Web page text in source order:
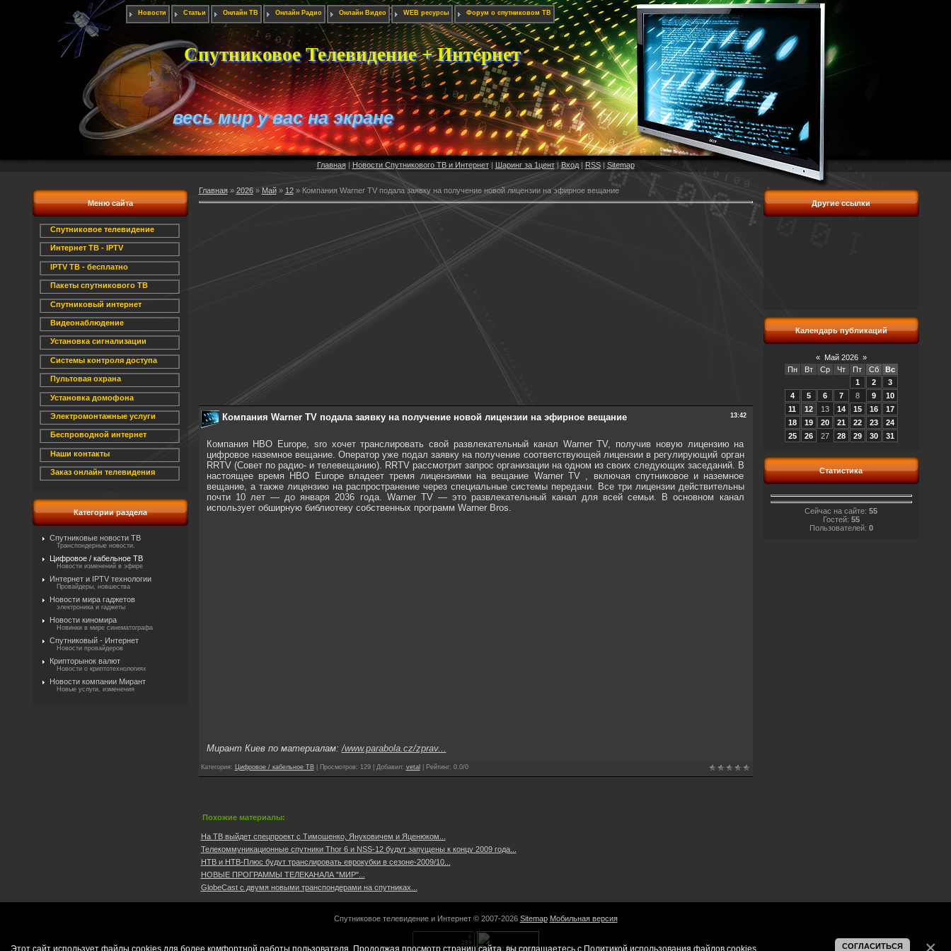
Новости Статьи Онлайн ТВ Онлайн Радио Онлайн Видео WEB ресурсы Форум о спутниковом ТВ
Спутниковое Телевидение + Интернет
весь мир у вас на экране
Главная| Новости Спутникового ТВ и Интернет| Шаринг за 1цент|Вход| RSS| Sitemap
Меню сайта
Спутниковое телевидение
Интернет ТВ - IPTV
IPTV ТВ - бесплатно
Пакеты спутникового ТВ
Спутниковый интернет
Видеонаблюдение
Установка сигнализации
Системы контроля доступа
Пультовая охрана
Установка домофона
Электромонтажные услуги
Беспроводной интернет
Наши контакты
Заказ онлайн телевидения
Категории раздела
Спутниковые новости ТВ
Транспондерные новости.
Цифровое / кабельное ТВ
Новости изменений в эфире
Интернет и IPTV технологии
Провайдеры, новшества
Новости мира гаджетов
электроника и гаджеты
Новости киномира
Новинки в мире синематографа
Спутниковый - Интернет
Новости провайдеров
Крипторынок валют
Новости о криптотехнологиях
Новости компании Мирант
Новые услуги, изменения
Главная» 2026 » Май » 12» Компания Warner TV подала заявку на получение новой лицензии на эфирное вещание
13:42
Компания Warner TV подала заявку на получение новой лицензии на эфирное вещание
Компания HBO Europe, sro хочет транслировать свой развлекательный канал Warner TV, получив новую лицензию на
цифровое наземное вещание. Оператор уже подал заявку на получение соответствующей лицензии в регулирующий орган
RRTV (Совет по радио- и телевещанию). RRTV рассмотрит запрос организации на одном из своих следующих заседаний. В
настоящее время HBO Europe владеет тремя лицензиями на вещание Warner TV , включая спутниковое и наземное
вещание, а также лицензию на распространение через специальные системы передачи. Все три лицензии действительны
почти 10 лет — до января 2036 года. Warner TV — это развлекательный канал для всей семьи. В основном канал
использует обширную библиотеку собственных программ Warner Bros.
Мирант Киев по материалам: /www.parabola.cz/zprav...
Категория: Цифровое / кабельное ТВ| Просмотров: 129| Добавил: vetal Рейтинг: 0.0/0
Похожие материалы:
На ТВ выйдет спецпроект с Тимошенко, Януковичем и Яценюком...
Телекоммуникационные спутники Thor 6 и NSS-12 будут запущены к концу 2009 года...
НТВ и НТВ-Плюс будут транслировать еврокубки в сезоне-2009/10...
НОВЫЕ ПРОГРАММЫ ТЕЛЕКАНАЛА "МИР"...
GlobeCast с двумя новыми транспондерами на спутниках...
Другие ссылки
Календарь публикаций
« Май 2026 »
Пн
Вт Ср Чт Пт Сб
Вс
1
2
3
4
5 6 7 8 9
10
11
12 13 14 15 16
17
18
19 20 21 22 23
24
25
26 27 28 29 30 31
Статистика
Сейчас на сайте: 55
Гостей: 55
Пользователей: 0
Спутниковое телевидение и Интернет © 2007-2026 Sitemap Мобильная версия
Этот сайт использует файлы cookies для более комфортной работы пользователя. Продолжая просмотр страниц сайта, вы соглашаетесь с Политикой использования файлов cookies СОГЛАСИТЬСЯ